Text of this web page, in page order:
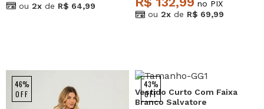
ou 2x de R$ 64,99
no PIX
ou 2x de R$ 69,99
46%
OFF
43%
OFF
Vestido Curto Com Faixa
Branco Salvatore